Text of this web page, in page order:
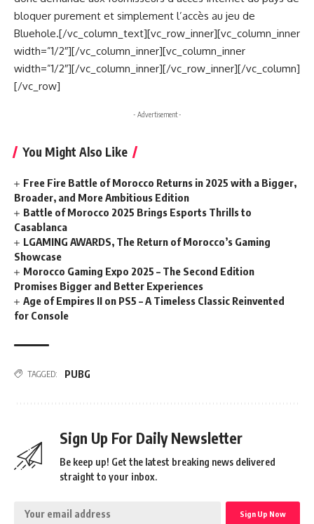
bloquer purement et simplement l’accès au jeu de
Bluehole.[/vc_column_text][vc_row_inner][vc_column_inner
width=”1/2″][/vc_column_inner][vc_column_inner
width=”1/2″][/vc_column_inner][/vc_row_inner][/vc_column]
[/vc_row]
- Advertisement -
You Might Also Like
Free Fire Battle of Morocco Returns in 2025 with a Bigger,
Broader, and More Ambitious Edition
Battle of Morocco 2025 Brings Esports Thrills to
Casablanca
LGAMING AWARDS, The Return of Morocco’s Gaming
Showcase
Morocco Gaming Expo 2025 – The Second Edition
Promises Bigger and Better Experiences
Age of Empires II on PS5 – A Timeless Classic Reinvented
for Console
TAGGED: PUBG
Sign Up For Daily Newsletter
Be keep up! Get the latest breaking news delivered
straight to your inbox.